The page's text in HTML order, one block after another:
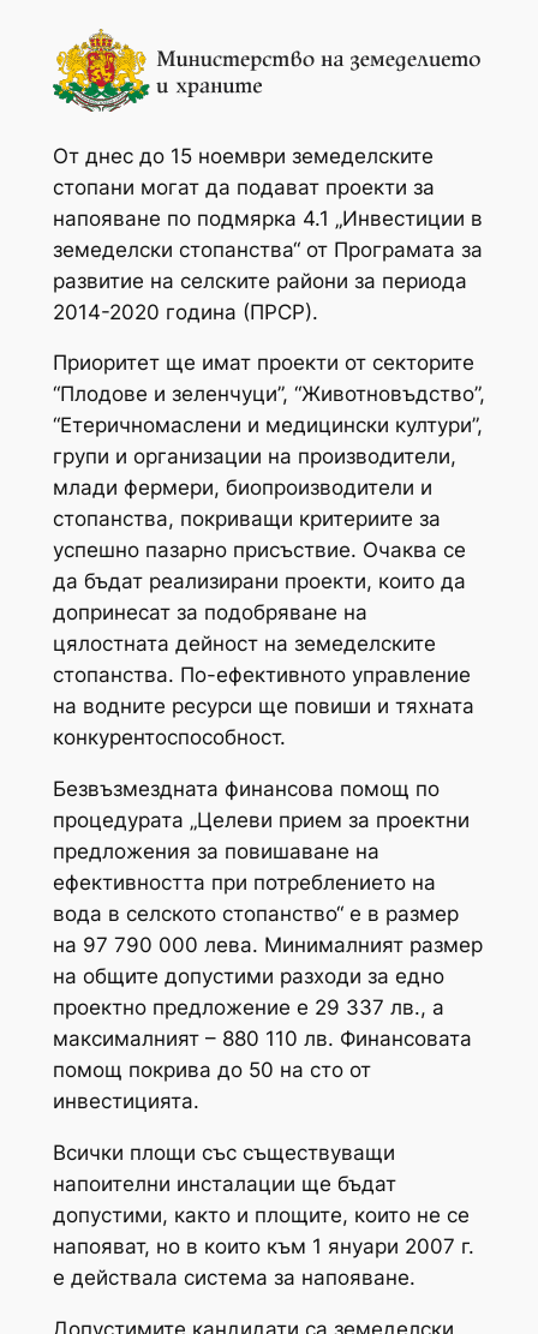
От днес до 15 ноември земеделските
стопани могат да подават проекти за
напояване по подмярка 4.1 „Инвестиции в
земеделски стопанства“ от Програмата за
развитие на селските райони за периода
2014-2020 година (ПРСР).
Приоритет ще имат проекти от секторите
“Плодове и зеленчуци”, “Животновъдство”,
“Етеричномаслени и медицински култури”,
групи и организации на производители,
млади фермери, биопроизводители и
стопанства, покриващи критериите за
успешно пазарно присъствие. Очаква се
да бъдат реализирани проекти, които да
допринесат за подобряване на
цялостната дейност на земеделските
стопанства. По-ефективното управление
на водните ресурси ще повиши и тяхната
конкурентоспособност.
Безвъзмездната финансова помощ по
процедурата „Целеви прием за проектни
предложения за повишаване на
ефективността при потреблението на
вода в селското стопанство“ е в размер
на 97 790 000 лева. Минималният размер
на общите допустими разходи за едно
проектно предложение е 29 337 лв., а
максималният – 880 110 лв. Финансовата
помощ покрива до 50 на сто от
инвестицията.
Всички площи със съществуващи
напоителни инсталации ще бъдат
допустими, както и площите, които не се
напояват, но в които към 1 януари 2007 г.
е действала система за напояване.
Допустимите кандидати са земеделски